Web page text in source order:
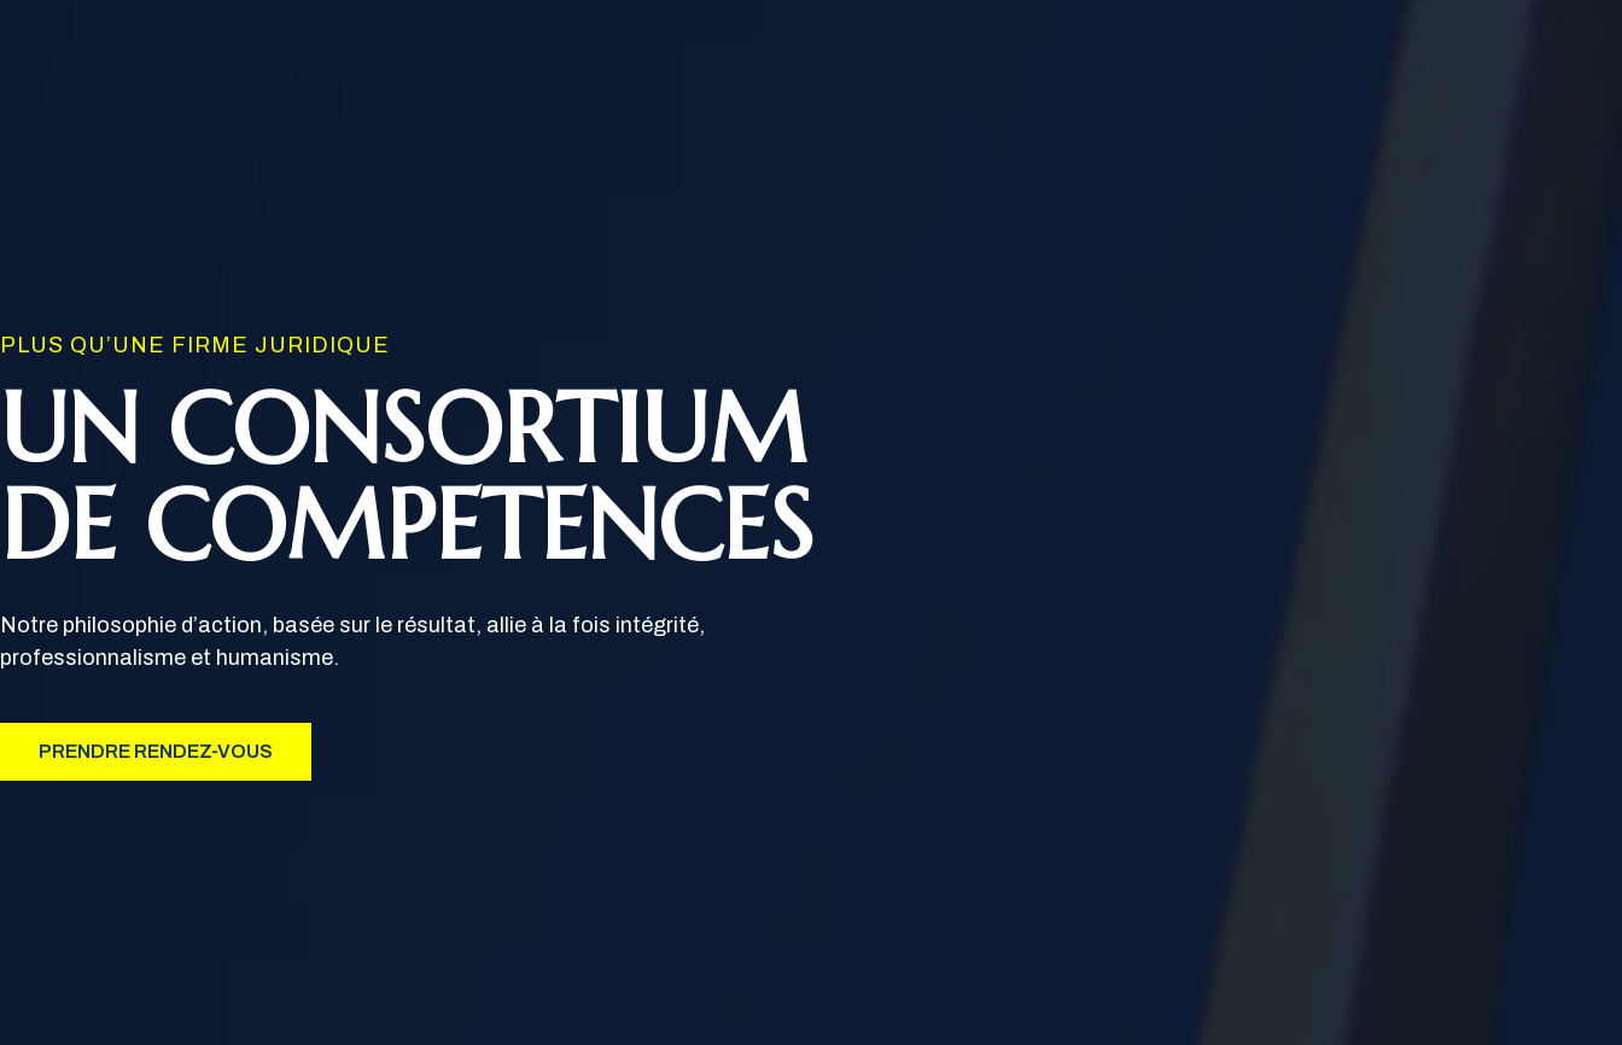
PLUS QU’UNE FIRME JURIDIQUE
UN CONSORTIUM
DE COMPETENCES
Notre philosophie d’action, basée sur le résultat, allie à la fois intégrité,
professionnalisme et humanisme.
PRENDRE RENDEZ-VOUS